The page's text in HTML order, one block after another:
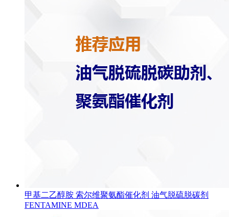
甲基二乙醇胺 索尔维聚氨酯催化剂 油气脱硫脱碳剂
FENTAMINE MDEA